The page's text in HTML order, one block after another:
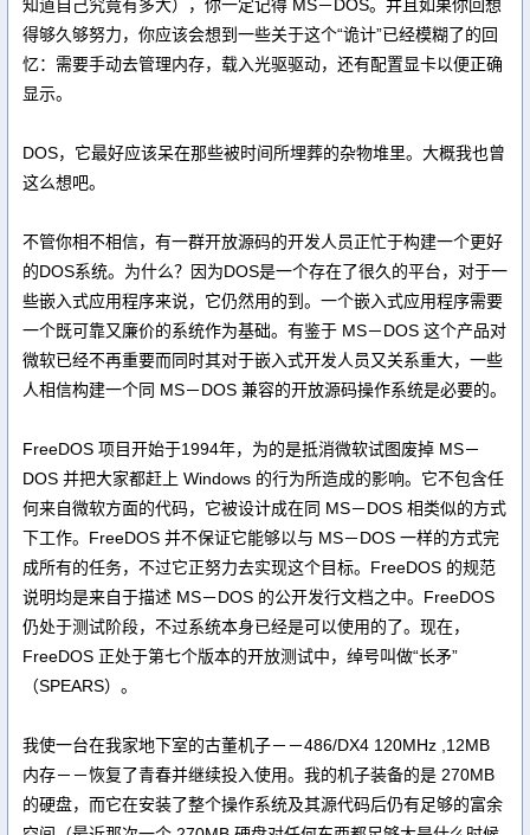
知道自己究竟有多大），你一定记得 MS－DOS。并且如果你回想
得够久够努力，你应该会想到一些关于这个“诡计”已经模糊了的回
忆：需要手动去管理内存，载入光驱驱动，还有配置显卡以便正确
显示。
DOS，它最好应该呆在那些被时间所埋葬的杂物堆里。大概我也曾
这么想吧。
不管你相不相信，有一群开放源码的开发人员正忙于构建一个更好
的DOS系统。为什么？因为DOS是一个存在了很久的平台，对于一
些嵌入式应用程序来说，它仍然用的到。一个嵌入式应用程序需要
一个既可靠又廉价的系统作为基础。有鉴于 MS－DOS 这个产品对
微软已经不再重要而同时其对于嵌入式开发人员又关系重大，一些
人相信构建一个同 MS－DOS 兼容的开放源码操作系统是必要的。
FreeDOS 项目开始于1994年，为的是抵消微软试图废掉 MS－
DOS 并把大家都赶上 Windows 的行为所造成的影响。它不包含任
何来自微软方面的代码，它被设计成在同 MS－DOS 相类似的方式
下工作。FreeDOS 并不保证它能够以与 MS－DOS 一样的方式完
成所有的任务，不过它正努力去实现这个目标。FreeDOS 的规范
说明均是来自于描述 MS－DOS 的公开发行文档之中。FreeDOS
仍处于测试阶段，不过系统本身已经是可以使用的了。现在，
FreeDOS 正处于第七个版本的开放测试中，绰号叫做“长矛”
（SPEARS）。
我使一台在我家地下室的古董机子－－486/DX4 120MHz ,12MB
内存－－恢复了青春并继续投入使用。我的机子装备的是 270MB
的硬盘，而它在安装了整个操作系统及其源代码后仍有足够的富余